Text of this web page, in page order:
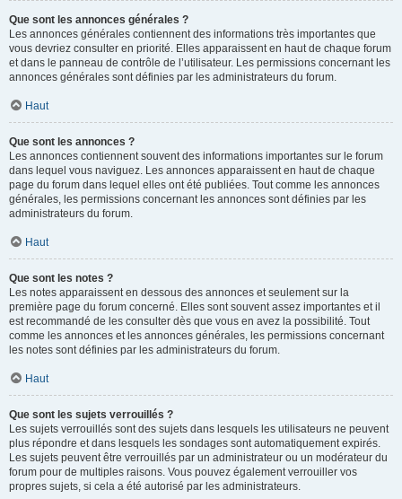
Que sont les annonces générales ?
Les annonces générales contiennent des informations très importantes que
vous devriez consulter en priorité. Elles apparaissent en haut de chaque forum
et dans le panneau de contrôle de l’utilisateur. Les permissions concernant les
annonces générales sont définies par les administrateurs du forum.
Haut
Que sont les annonces ?
Les annonces contiennent souvent des informations importantes sur le forum
dans lequel vous naviguez. Les annonces apparaissent en haut de chaque
page du forum dans lequel elles ont été publiées. Tout comme les annonces
générales, les permissions concernant les annonces sont définies par les
administrateurs du forum.
Haut
Que sont les notes ?
Les notes apparaissent en dessous des annonces et seulement sur la
première page du forum concerné. Elles sont souvent assez importantes et il
est recommandé de les consulter dès que vous en avez la possibilité. Tout
comme les annonces et les annonces générales, les permissions concernant
les notes sont définies par les administrateurs du forum.
Haut
Que sont les sujets verrouillés ?
Les sujets verrouillés sont des sujets dans lesquels les utilisateurs ne peuvent
plus répondre et dans lesquels les sondages sont automatiquement expirés.
Les sujets peuvent être verrouillés par un administrateur ou un modérateur du
forum pour de multiples raisons. Vous pouvez également verrouiller vos
propres sujets, si cela a été autorisé par les administrateurs.